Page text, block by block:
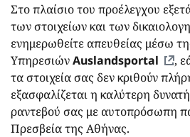
Στο πλαίσιο του προέλεγχου
των στοιχείων και των
ενημερωθείτε απευθείας μέσω
ΥπηρεσιώνAuslandsportal
,
τα στοιχεία σας δεν κριθούν
εξασφαλίζεται η καλύτερη
ραντεβού σας με αυτοπρόσωπη
Πρεσβεία της Αθήνας.